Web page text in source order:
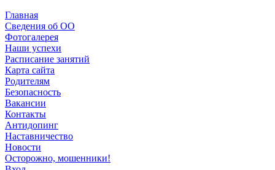
Главная
Сведения об ОО
Фотогалерея
Наши успехи
Расписание занятий
Карта сайта
Родителям
Безопасность
Вакансии
Контакты
Антидопинг
Наставничество
Новости
Осторожно, мошенники!